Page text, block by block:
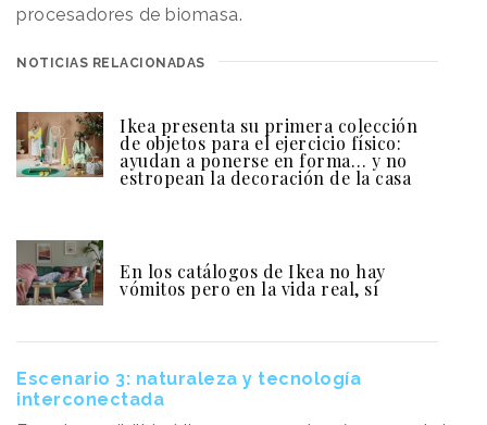
procesadores de biomasa.
NOTICIAS RELACIONADAS
Ikea presenta su primera colección
de objetos para el ejercicio físico:
ayudan a ponerse en forma… y no
estropean la decoración de la casa
En los catálogos de Ikea no hay
vómitos pero en la vida real, sí
Escenario 3: naturaleza y tecnología
interconectada